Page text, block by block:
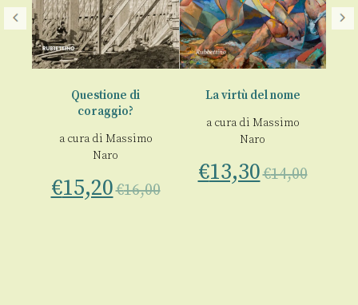
Questione di
coraggio?
a cura di Massimo
Naro
€15,20€16,00
La virtù del nome
a cura di Massimo
Naro
€13,30€14,00